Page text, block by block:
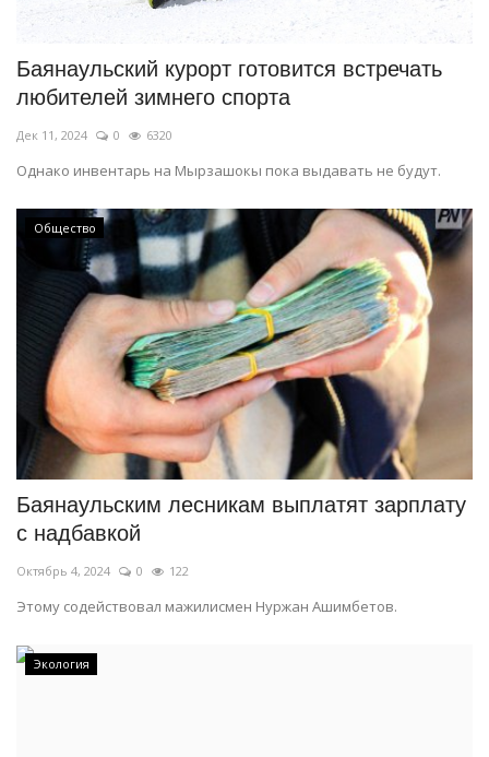
Баянаульский курорт готовится встречать
любителей зимнего спорта
Дек 11, 2024 0 6320
Однако инвентарь на Мырзашокы пока выдавать не будут.
Общество
Баянаульским лесникам выплатят зарплату
с надбавкой
Октябрь 4, 2024 0 122
Этому содействовал мажилисмен Нуржан Ашимбетов.
Экология